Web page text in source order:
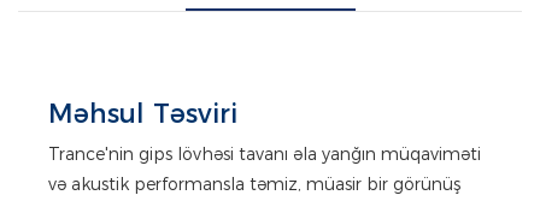
Məhsul Təsviri
Trance'nin gips lövhəsi tavanı əla yanğın müqaviməti
və akustik performansla təmiz, müasir bir görünüş